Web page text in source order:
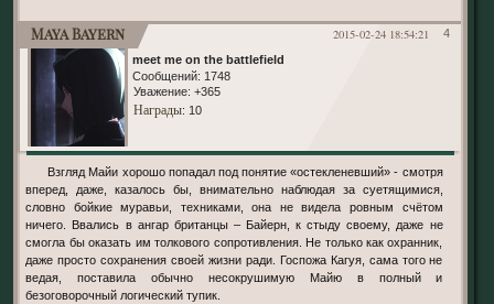
4
2015-02-24 18:54:21
Maya Bayern
meet me on the battlefield
Сообщений: 1748
Уважение: +365
Награды: 10
Взгляд Майи хорошо попадал под понятие «остекленевший» - смотря
вперед, даже, казалось бы, внимательно наблюдая за суетящимися,
словно бойкие муравьи, техниками, она не видела ровным счётом
ничего. Ввались в ангар британцы – Байерн, к стыду своему, даже не
смогла бы оказать им толкового сопротивления. Не только как охранник,
даже просто сохранения своей жизни ради. Госпожа Кагуя, сама того не
ведая, поставила обычно несокрушимую Майю в полный и
безоговорочный логический тупик.